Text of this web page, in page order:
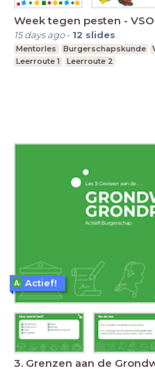
Week tegen pesten -
15 days ago- 12 slides
Mentorles Burgerschapskunde
Leerroute 1
Leerroute 2
3. Grenzen aan de
Actief!